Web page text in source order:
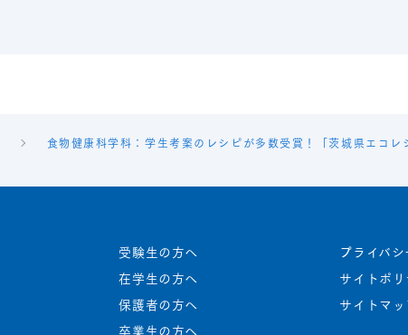
食物健康科学科：学生考案のレシピが多数受賞！「茨城県エコレ
受験生の方へ
在学生の方へ
保護者の方へ
卒業生の方へ
プライバ
サイトポ
サイトマ